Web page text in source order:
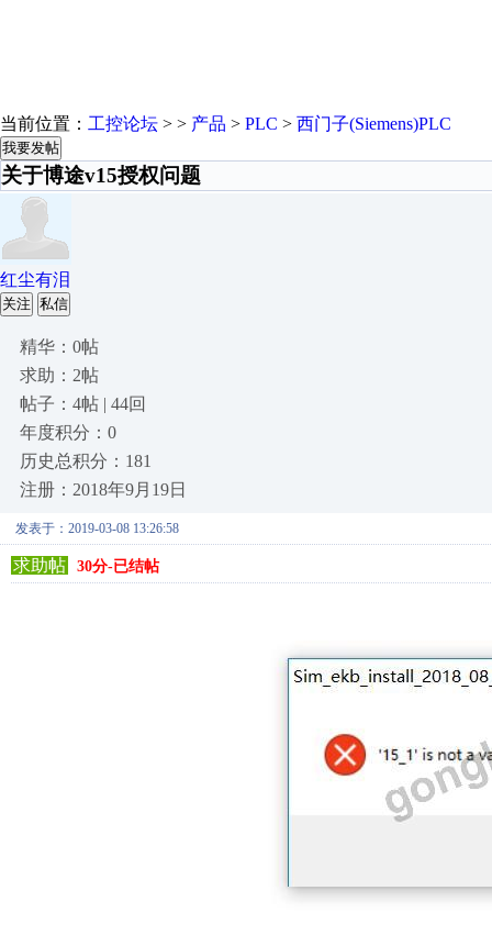
当前位置： 工控论坛 > > 产品 > PLC > 西门子(Siemens)PLC
我要发帖
关于博途v15授权问题
红尘有泪
关注 私信
精华：0帖
求助：2帖
帖子：4帖 | 44回
年度积分：0
历史总积分：181
注册：2018年9月19日
发表于：2019-03-08 13:26:58
求助帖 30分-已结帖